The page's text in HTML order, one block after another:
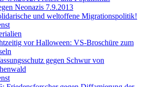
Neonazis 7.9.2013
und weltoffene Migrationspolitik!
vor Halloween: VS-Broschüre zum
gegen Schwur von